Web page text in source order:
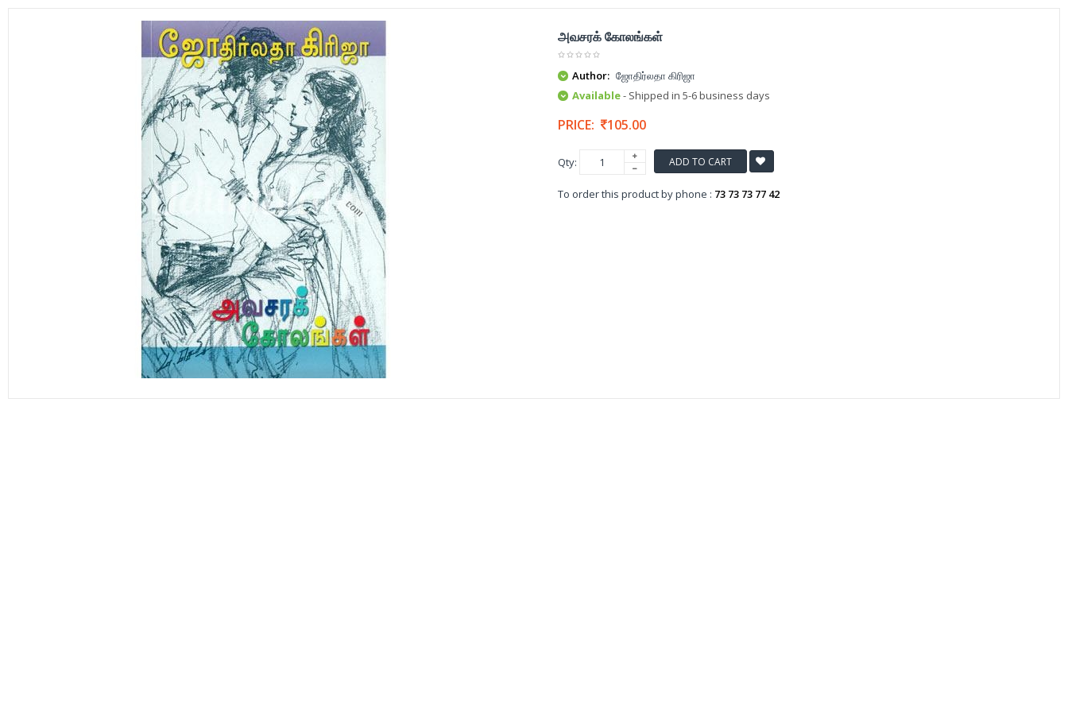
அவசரக் கோலங்கள்
Author: ஜோதிர்லதா கிரிஜா
Available- Shipped in 5-6 business days
PRICE: 105.00
Qty: ADD TO CART
To order this product by phone : 73 73 73 77 42